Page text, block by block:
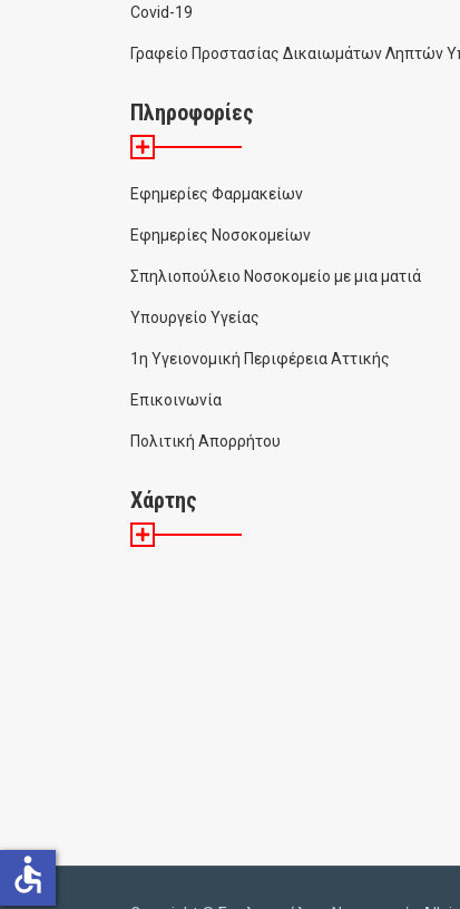
Covid-19
Γραφείο Προστασίας Δικαιωμάτων Ληπτών
Πληροφορίες
Εφημερίες Φαρμακείων
Εφημερίες Νοσοκομείων
Σπηλιοπούλειο Νοσοκομείο με μια ματιά
Υπουργείο Υγείας
1η Υγειονομική Περιφέρεια Αττικής
Επικοινωνία
Πολιτική Απορρήτου
Χάρτης
accessible